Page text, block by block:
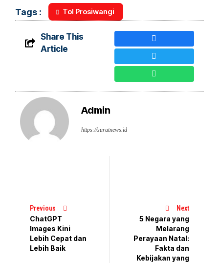
Tags : Tol Prosiwangi
Share This
Article
Admin
https://suratnews.id
Previous
ChatGPT
Images Kini
Lebih Cepat dan
Lebih Baik
Next
5 Negara yang
Melarang
Perayaan Natal:
Fakta dan
Kebijakan yang